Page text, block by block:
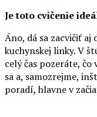
Je toto cvičenie
Áno, dá sa zacvičiť
kuchynskej linky. V
celý čas pozeráte,
sa a, samozrejme,
poradí, hlavne v